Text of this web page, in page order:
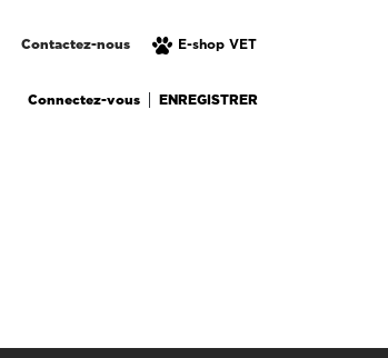
E-shop VET
Contactez-nous
Connectez-vous ENREGISTRER